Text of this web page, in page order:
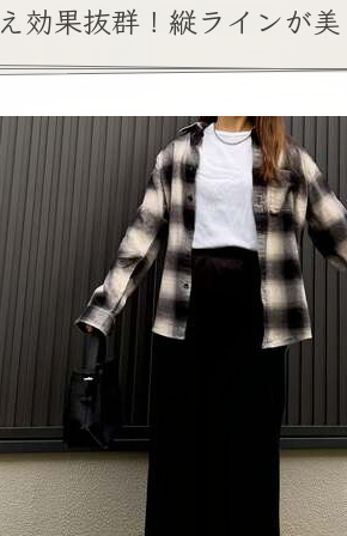
効果抜群！縦ラインが